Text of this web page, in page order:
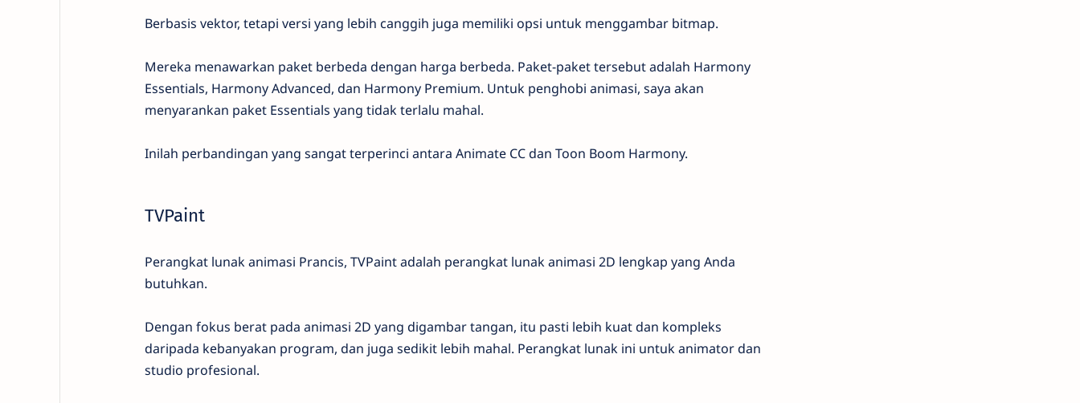
Berbasis vektor, tetapi versi yang lebih canggih juga memiliki opsi untuk menggambar bitmap.
Mereka menawarkan paket berbeda dengan harga berbeda. Paket-paket tersebut adalah Harmony
Essentials, Harmony Advanced, dan Harmony Premium. Untuk penghobi animasi, saya akan
menyarankan paket Essentials yang tidak terlalu mahal.
Inilah perbandingan yang sangat terperinci antara Animate CC dan Toon Boom Harmony.
TVPaint
Perangkat lunak animasi Prancis, TVPaint adalah perangkat lunak animasi 2D lengkap yang Anda
butuhkan.
Dengan fokus berat pada animasi 2D yang digambar tangan, itu pasti lebih kuat dan kompleks
daripada kebanyakan program, dan juga sedikit lebih mahal. Perangkat lunak ini untuk animator dan
studio profesional.